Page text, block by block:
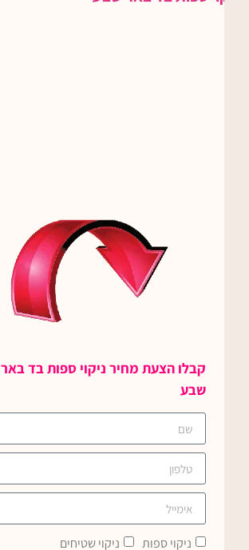
קבלו הצעת מחיר ניקוי ספות בד באר
שבע
ניקוי ספות
ניקוי שטיחים